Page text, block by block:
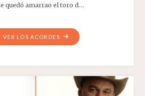
quedó amarrao el toro d…
VER LOS ACORDES"MI
MUJER"